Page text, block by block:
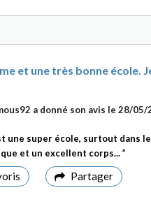
et une très bonne école.
a donné son avis le 28/05/
une super école, surtout dans
et un excellent corps...
Partager